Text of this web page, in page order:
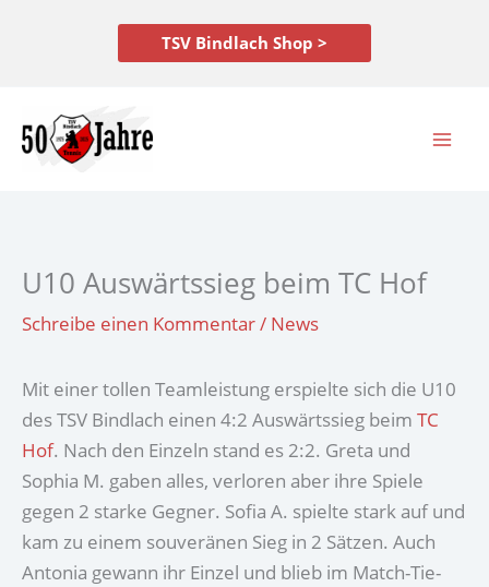
TSV Bindlach Shop >
U10 Auswärtssieg beim TC Hof
Schreibe einen Kommentar/ News
Mit einer tollen Teamleistung erspielte sich die U10
des TSV Bindlach einen 4:2 Auswärtssieg beim TC
Hof. Nach den Einzeln stand es 2:2. Greta und
Sophia M. gaben alles, verloren aber ihre Spiele
gegen 2 starke Gegner. Sofia A. spielte stark auf und
kam zu einem souveränen Sieg in 2 Sätzen. Auch
Antonia gewann ihr Einzel und blieb im Match-Tie-